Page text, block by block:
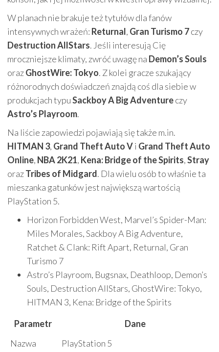
W planach nie brakuje też tytułów dla fanów
intensywnych wrażeń: Returnal, Gran Turismo 7czy
Destruction AllStars. Jeśli interesują Cię
mroczniejsze klimaty, zwróć uwagę na Demon’s Souls
orazGhostWire: Tokyo. Z kolei gracze szukający
różnorodnych doświadczeń znajdą coś dla siebie w
produkcjach typuSackboy A Big Adventureczy
Astro’s Playroom.
Na liście zapowiedzi pojawiają się także m.in.
HITMAN 3, Grand Theft Auto Vi Grand Theft Auto
Online, NBA 2K21, Kena: Bridge of the Spirits,Stray
orazTribes of Midgard. Dla wielu osób to właśnie ta
mieszanka gatunków jest największą wartością
PlayStation 5.
Horizon Forbidden West, Marvel’s Spider-Man:
Miles Morales, Sackboy A Big Adventure,
Ratchet & Clank: Rift Apart, Returnal, Gran
Turismo 7
Astro’s Playroom, Bugsnax, Deathloop, Demon’s
Souls, Destruction AllStars, GhostWire: Tokyo,
HITMAN 3, Kena: Bridge of the Spirits
Parametr
Dane
Nazwa
PlayStation 5